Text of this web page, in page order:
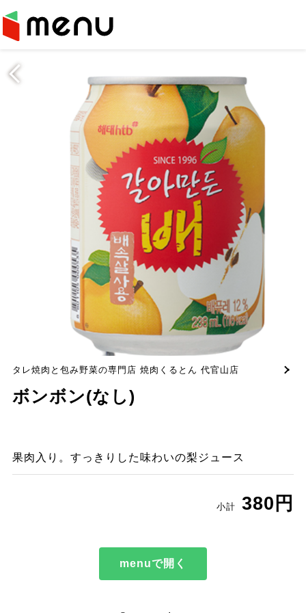
タレ焼肉と包み野菜の専門店 焼肉くるとん 代官山店
ボンボン(なし)
果肉入り。すっきりした味わいの梨ジュース
小計 380円
menuで開く